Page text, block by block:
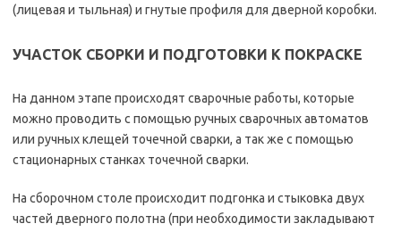
(лицевая и тыльная) и гнутые профиля для дверной коробки.
УЧАСТОК СБОРКИ И ПОДГОТОВКИ К ПОКРАСКЕ
На данном этапе происходят сварочные работы, которые
можно проводить с помощью ручных сварочных автоматов
или ручных клещей точечной сварки, а так же с помощью
стационарных станках точечной сварки.
На сборочном столе происходит подгонка и стыковка двух
частей дверного полотна (при необходимости закладывают